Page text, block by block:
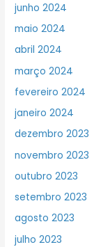
junho 2024
maio 2024
abril 2024
março 2024
fevereiro 2024
janeiro 2024
dezembro 2023
novembro 2023
outubro 2023
setembro 2023
agosto 2023
julho 2023